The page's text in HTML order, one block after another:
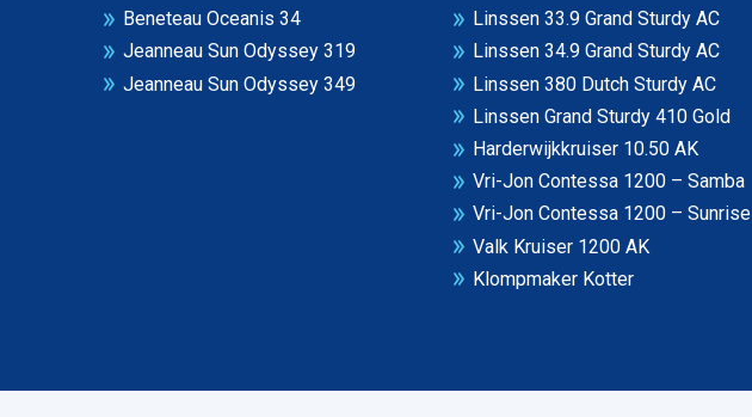
Beneteau Oceanis 34
Jeanneau Sun Odyssey 319
Jeanneau Sun Odyssey 349
Linssen 33.9 Grand Sturdy AC
Linssen 34.9 Grand Sturdy AC
Linssen 380 Dutch Sturdy AC
Linssen Grand Sturdy 410 Gold
Harderwijkkruiser 10.50 AK
Vri-Jon Contessa 1200 – Samba
Vri-Jon Contessa 1200 – Sunrise
Valk Kruiser 1200 AK
Klompmaker Kotter